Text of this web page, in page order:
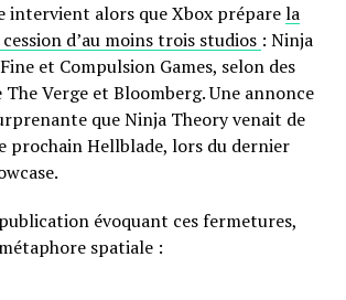
intervient alors que Xbox préparela
d’au moins trois studios : Ninja
et Compulsion Games, selon des
Verge et Bloomberg. Une annonce
que Ninja Theory venait de
prochain Hellblade, lors du dernier
évoquant ces fermetures,
spatiale :